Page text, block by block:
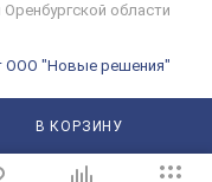
В КОРЗИНУ
области
ООО "Новые решения"